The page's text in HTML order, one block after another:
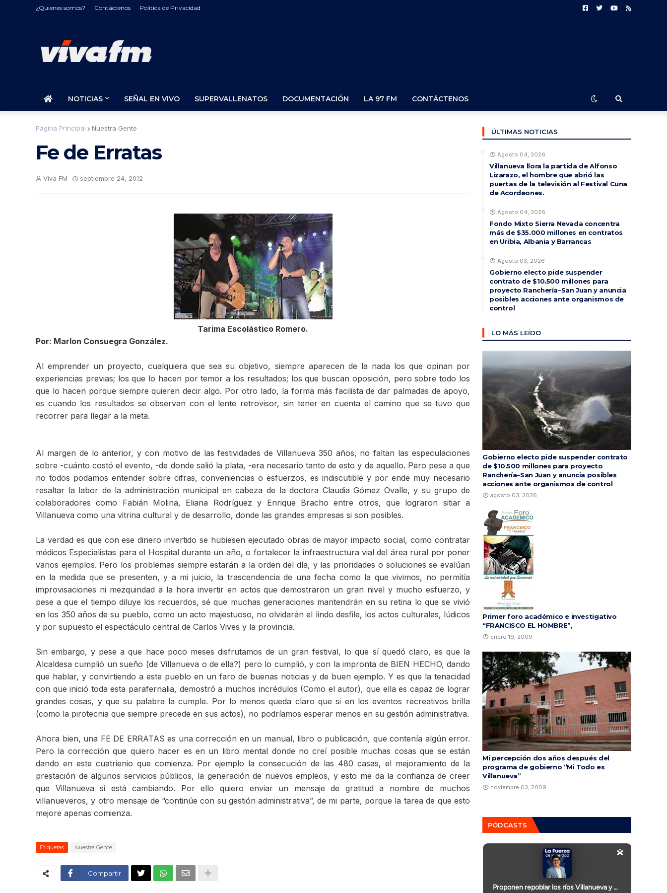
¿Quienes somos? Contáctenos Politica de Privacidad
NOTICIAS SEÑAL EN VIVO SUPERVALLENATOS DOCUMENTACIÓN LA 97 FM CONTÁCTENOS
Página Principal Nuestra Gente
Fe de Erratas
Viva FM septiembre 24, 2012
Tarima Escolástico Romero.
Por: Marlon Consuegra González.
Al emprender un proyecto, cualquiera que sea su objetivo, siempre aparecen de la nada los que opinan por
experiencias previas; los que lo hacen por temor a los resultados; los que buscan oposición, pero sobre todo los
que lo hacen porque siempre quieren decir algo. Por otro lado, la forma más facilista de dar palmadas de apoyo,
es cuando los resultados se observan con el lente retrovisor, sin tener en cuenta el camino que se tuvo que
recorrer para llegar a la meta.
Al margen de lo anterior, y con motivo de las festividades de Villanueva 350 años, no faltan las especulaciones
sobre -cuánto costó el evento, -de donde salió la plata, -era necesario tanto de esto y de aquello. Pero pese a que
no todos podamos entender sobre cifras, conveniencias o esfuerzos, es indiscutible y por ende muy necesario
resaltar la labor de la administración municipal en cabeza de la doctora Claudia Gómez Ovalle, y su grupo de
colaboradores como Fabián Molina, Eliana Rodríguez y Enrique Bracho entre otros, que lograron sitiar a
Villanueva como una vitrina cultural y de desarrollo, donde las grandes empresas si son posibles.
La verdad es que con ese dinero invertido se hubiesen ejecutado obras de mayor impacto social, como contratar
médicos Especialistas para el Hospital durante un año, o fortalecer la infraestructura vial del área rural por poner
varios ejemplos. Pero los problemas siempre estarán a la orden del día, y las prioridades o soluciones se evalúan
en la medida que se presenten, y a mi juicio, la trascendencia de una fecha como la que vivimos, no permitía
improvisaciones ni mezquindad a la hora invertir en actos que demostraron un gran nivel y mucho esfuerzo, y
pese a que el tiempo diluye los recuerdos, sé que muchas generaciones mantendrán en su retina lo que se vivió
en los 350 años de su pueblo, como un acto majestuoso, no olvidarán el lindo desfile, los actos culturales, lúdicos
y por supuesto el espectáculo central de Carlos Vives y la provincia.
Sin embargo, y pese a que hace poco meses disfrutamos de un gran festival, lo que sí quedó claro, es que la
Alcaldesa cumplió un sueño (de Villanueva o de ella?) pero lo cumplió, y con la impronta de BIEN HECHO, dando
que hablar, y convirtiendo a este pueblo en un faro de buenas noticias y de buen ejemplo. Y es que la tenacidad
con que inició toda esta parafernalia, demostró a muchos incrédulos (Como el autor), que ella es capaz de lograr
grandes cosas, y que su palabra la cumple. Por lo menos queda claro que si en los eventos recreativos brilla
(como la pirotecnia que siempre precede en sus actos), no podríamos esperar menos en su gestión administrativa.
Ahora bien, una FE DE ERRATAS es una corrección en un manual, libro o publicación, que contenía algún error.
Pero la corrección que quiero hacer es en un libro mental donde no creí posible muchas cosas que se están
dando en este cuatrienio que comienza. Por ejemplo la consecución de las 480 casas, el mejoramiento de la
prestación de algunos servicios públicos, la generación de nuevos empleos, y esto me da la confianza de creer
que Villanueva si está cambiando. Por ello quiero enviar un mensaje de gratitud a nombre de muchos
villanueveros, y otro mensaje de “continúe con su gestión administrativa”, de mi parte, porque la tarea de que esto
mejore apenas comienza.
Etiquetas Nuestra Gente
Compartir
ÚLTIMAS NOTICIAS
Agosto 04, 2026
Villanueva llora la partida de Alfonso
Lizarazo, el hombre que abrió las
puertas de la televisión al Festival Cuna
de Acordeones.
Agosto 04, 2026
Fondo Mixto Sierra Nevada concentra
más de $35.000 millones en contratos
en Uribia, Albania y Barrancas
Agosto 03, 2026
Gobierno electo pide suspender
contrato de $10.500 millones para
proyecto Ranchería–San Juan y anuncia
posibles acciones ante organismos de
control
LO MÁS LEÍDO
Gobierno electo pide suspender contrato
de $10.500 millones para proyecto
Ranchería–San Juan y anuncia posibles
acciones ante organismos de control
agosto 03, 2026
Primer foro académico e investigativo
“FRANCISCO EL HOMBRE”,
enero 19, 2009
Mi percepción dos años después del
programa de gobierno “Mi Todo es
Villanueva”
noviembre 03, 2009
PÓDCASTS